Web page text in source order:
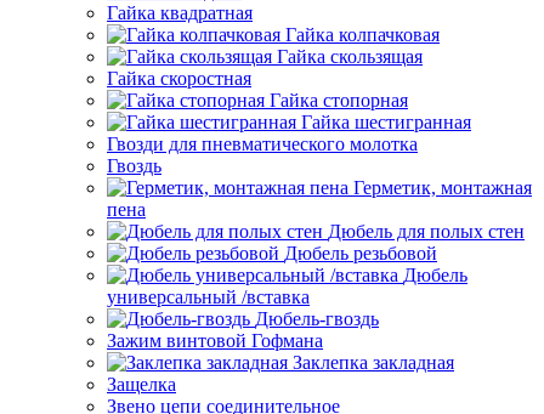
Гайка квадратная
Гайка колпачковая
Гайка скользящая
Гайка скоростная
Гайка стопорная
Гайка шестигранная
Гвозди для пневматического молотка
Гвоздь
Герметик, монтажная
пена
Дюбель для полых стен
Дюбель резьбовой
Дюбель
универсальный /вставка
Дюбель-гвоздь
Зажим винтовой Гофмана
Заклепка закладная
Защелка
Звено цепи соединительное